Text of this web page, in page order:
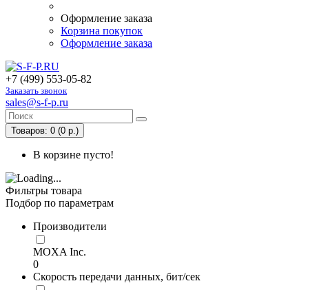
Оформление заказа
Корзина покупок
Оформление заказа
+7 (499) 553-05-82
Заказать звонок
sales@s-f-p.ru
Товаров: 0 (0 р.)
В корзине пусто!
Фильтры товара
Подбор по параметрам
Производители
MOXA Inc.
0
Скорость передачи данных, бит/сек